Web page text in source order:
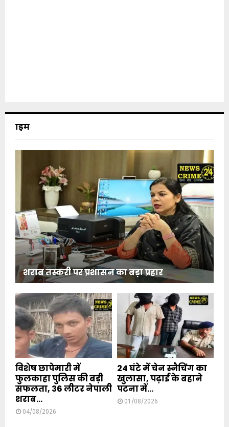
क्राइम
शराब तस्करी पर प्रशासन का बड़ा प्रहार
विशेष छापेमारी में
फुलकाहा पुलिस की बड़ी
सफलता, 36 लीटर नेपाली
शराब...
04/08/2026
24 घंटे में चेन स्नैचिंग का
खुलासा, पढ़ाई के बहाने
पटना में...
01/08/2026